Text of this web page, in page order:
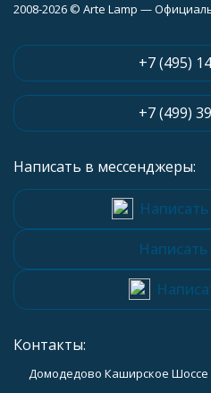
2008-2026 © Arte Lamp —
+7 (495)
+7 (499)
Написать в мессенджеры:
Контакты:
Домодедово Каширское Шоссе